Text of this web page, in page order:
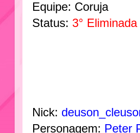
Equipe: Coruja
Status: 3° Eliminada
Nick:
Personagem: Peter